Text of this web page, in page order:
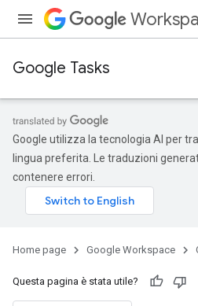
Google Tasks
Google utilizza la tecnologia AI per
lingua preferita. Le traduzioni
contenere errori.
Home page Google Workspace
Questa pagina è stata utile?